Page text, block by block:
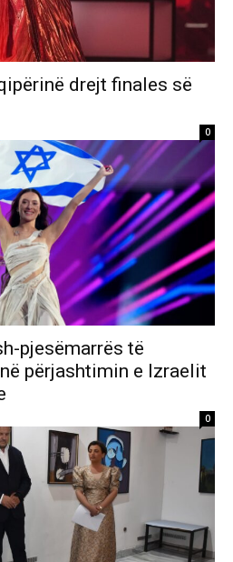
drejt finales së
0
pjesëmarrës të
përjashtimin e Izraelit
0